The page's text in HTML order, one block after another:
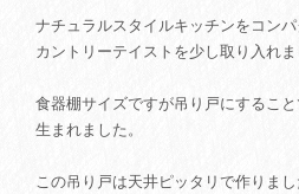
ナチュラルスタイルキッチンをコンパ
カントリーテイストを少し取り入れま
食器棚サイズですが吊り戸にするこ
生まれました。
この吊り戸は天井ピッタリで作りまし